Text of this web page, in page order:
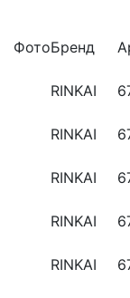
ФотоБренд
RINKAI
RINKAI
RINKAI
RINKAI
RINKAI